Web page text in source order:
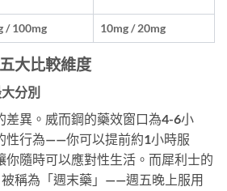
/ 100mg 10mg / 20mg
大比較維度
分別
差異。威而鋼的藥效窗口為4-6小
性行為——你可以提前約1小時服
你隨時可以應對性生活。而犀利士的
稱為「週末藥」——週五晚上服用